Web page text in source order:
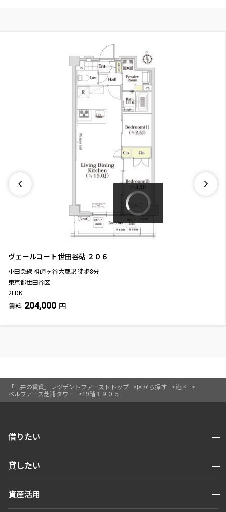
「三井の賃貸」レジデントファーストトップ 区から探す
港区
ベルファース芝浦タワー
19階１９０５
ヴェールコート世田谷砧 ２０６
小田急線 祖師ヶ谷大蔵駅 徒歩8分
東京都世田谷区
2LDK
賃料 204,000 円
借りたい 開閉
人気エリアから探す
貸したい 開閉
お問い合わせ
資産活用 開閉